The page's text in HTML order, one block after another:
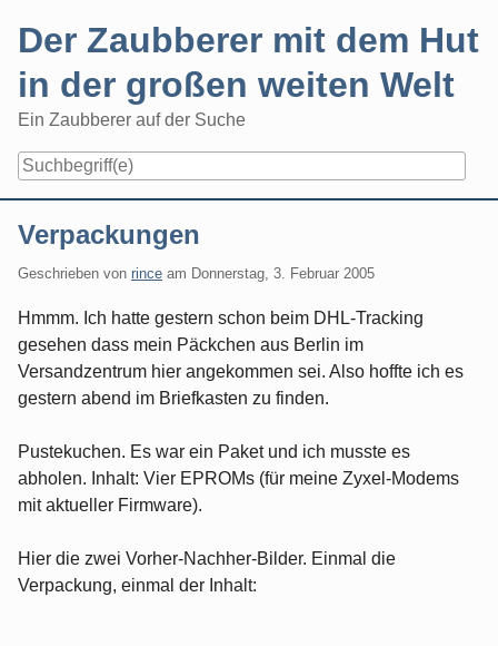
Der Zaubberer mit dem Hut
in der großen weiten Welt
Ein Zaubberer auf der Suche
Verpackungen
Geschrieben von rince am Donnerstag, 3. Februar 2005
Hmmm. Ich hatte gestern schon beim DHL-Tracking
gesehen dass mein Päckchen aus Berlin im
Versandzentrum hier angekommen sei. Also hoffte ich es
gestern abend im Briefkasten zu finden.
Pustekuchen. Es war ein Paket und ich musste es
abholen. Inhalt: Vier EPROMs (für meine Zyxel-Modems
mit aktueller Firmware).
Hier die zwei Vorher-Nachher-Bilder. Einmal die
Verpackung, einmal der Inhalt: